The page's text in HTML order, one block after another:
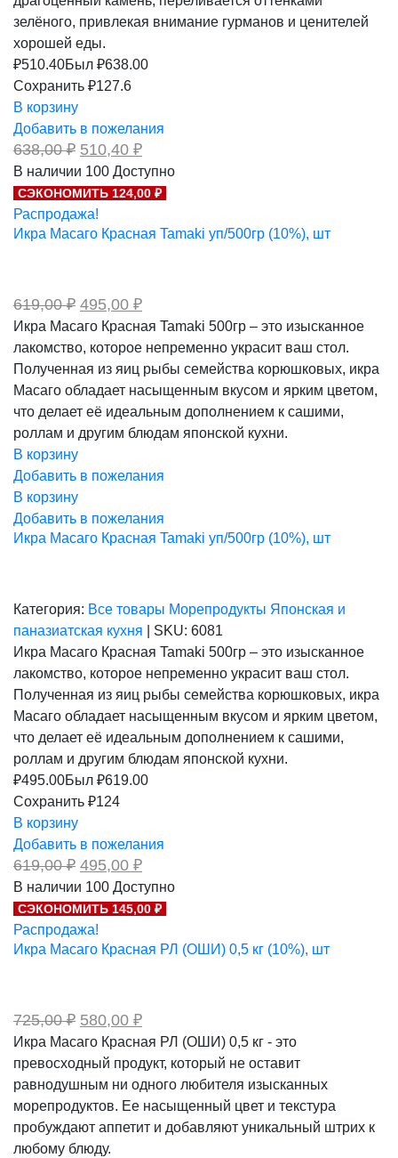
зелёного, привлекая внимание гурманов и ценителей
хорошей еды.
₽510.40Был ₽638.00
Сохранить ₽127.6
В корзину
Добавить в пожелания
638,00₽ Первоначальная
цена
составляла
638,00 ₽.
510,40 ₽Текущая
510,40 ₽.
В наличии 100 Доступно
СЭКОНОМИТЬ 124,00 ₽
Распродажа!
Икра Масаго Красная Tamaki уп/500гр (10%), шт
619,00₽ Первоначальная
цена
составляла
619,00 ₽.
495,00 ₽Текущая
цена:
495,00 ₽.
Икра Масаго Красная Tamaki 500гр – это изысканное
лакомство, которое непременно украсит ваш стол.
Полученная из яиц рыбы семейства корюшковых, икра
Масаго обладает насыщенным вкусом и ярким цветом,
что делает её идеальным дополнением к сашими,
роллам и другим блюдам японской кухни.
В корзину
Добавить в пожелания
В корзину
Добавить в пожелания
Икра Масаго Красная Tamaki уп/500гр (10%), шт
Категория: Все товары Морепродукты Японская и
паназиатская кухня
SKU: 6081
Икра Масаго Красная Tamaki 500гр – это изысканное
лакомство, которое непременно украсит ваш стол.
Полученная из яиц рыбы семейства корюшковых, икра
Масаго обладает насыщенным вкусом и ярким цветом,
что делает её идеальным дополнением к сашими,
роллам и другим блюдам японской кухни.
₽495.00Был ₽619.00
Сохранить ₽124
В корзину
Добавить в пожелания
619,00₽ Первоначальная
цена
составляла
619,00 ₽.
495,00 ₽Текущая
495,00 ₽.
В наличии 100 Доступно
СЭКОНОМИТЬ 145,00 ₽
Распродажа!
Икра Масаго Красная РЛ (ОШИ) 0,5 кг (10%), шт
725,00₽ Первоначальная
цена
составляла
725,00 ₽.
580,00 ₽Текущая
цена:
580,00 ₽.
Икра Масаго Красная РЛ (ОШИ) 0,5 кг - это
превосходный продукт, который не оставит
равнодушным ни одного любителя изысканных
морепродуктов. Ее насыщенный цвет и текстура
пробуждают аппетит и добавляют уникальный штрих к
любому блюду.